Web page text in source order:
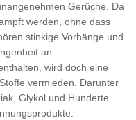
Gerüche. Da
werden, ohne dass
stinkige Vorhänge und
an.
wird doch eine
vermieden. Darunter
Glykol und Hunderte